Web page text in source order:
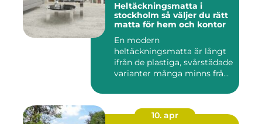
Heltäckningsmatta i
stockholm så väljer du rätt
matta för hem och kontor
En modern
heltäckningsmatta är långt
ifrån de plastiga, svårstädade
varianter många minns från
10. apr